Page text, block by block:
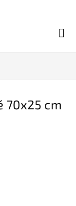
70x25 cm